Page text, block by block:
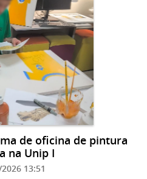
de oficina de pintura
na Unip I
13:51